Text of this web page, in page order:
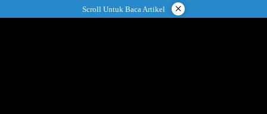
ke
Scroll Untuk Baca Artikel ×